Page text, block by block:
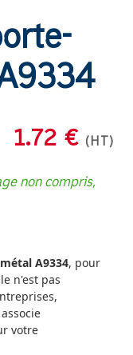
1.72 € (HT)
non compris,
A9334, pour
n'est pas
votre